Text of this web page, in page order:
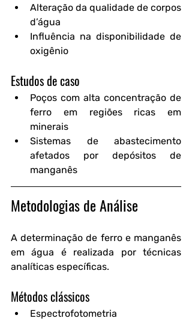
Alteração da qualidade de corpos
d’água
Influência na disponibilidade de
oxigênio
Estudos de caso
Poços com alta concentração de
ferro em regiões ricas em
minerais
Sistemas de abastecimento
afetados por depósitos de
manganês
Metodologias de Análise
A determinação de ferro e manganês
em água é realizada por técnicas
analíticas específicas.
Métodos clássicos
Espectrofotometria